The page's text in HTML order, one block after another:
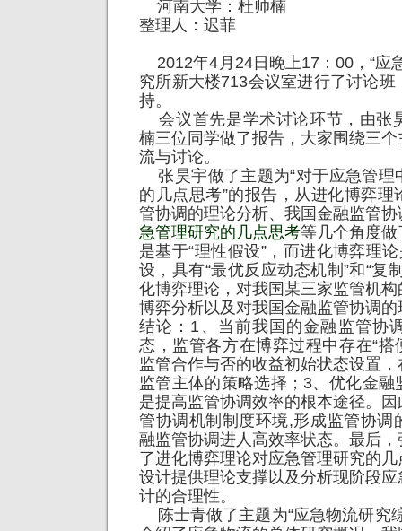
河南大学：杜帅楠
整理人：迟菲
2012年4月24日晚上17：00，“应
究所新大楼713会议室进行了讨论
持。
会议首先是学术讨论环节，由张
楠三位同学做了报告，大家围绕三
流与讨论。
张昊宇做了主题为“对于应急管理
的几点思考”的报告，从进化博弈理
管协调的理论分析、我国金融监管
急管理研究的几点思考等几个角度
是基于“理性假设”，而进化博弈理
设，具有“最优反应动态机制”和“复
化博弈理论，对我国某三家监管机
博弈分析以及对我国金融监管协调
结论：1、当前我国的金融监管协
态，监管各方在博弈过程中存在“搭
监管合作与否的收益初始状态设置
监管主体的策略选择；3、优化金融
是提高监管协调效率的根本途径。
管协调机制制度环境,形成监管协调
融监管协调进人高效率状态。最后
了进化博弈理论对应急管理研究的
设计提供理论支撑以及分析现阶段
计的合理性。
陈士青做了主题为“应急物流研究